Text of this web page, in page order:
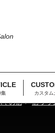
集 カスタム
その他 他 フラ